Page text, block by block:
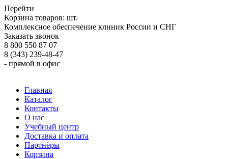
Перейти
Корзина товаров: шт.
Комплексное обеспечение клиник России и СНГ
Заказать звонок
8 800 550 87 07
8 (343) 239-48-47
- прямой в офис
Главная
Каталог
Контакты
О нас
Учебный центр
Доставка и оплата
Партнёры
Корзина